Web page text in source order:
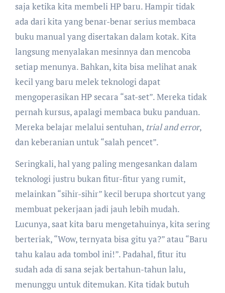
saja ketika kita membeli HP baru. Hampir tidak
ada dari kita yang benar-benar serius membaca
buku manual yang disertakan dalam kotak. Kita
langsung menyalakan mesinnya dan mencoba
setiap menunya. Bahkan, kita bisa melihat anak
kecil yang baru melek teknologi dapat
mengoperasikan HP secara “sat-set”. Mereka tidak
pernah kursus, apalagi membaca buku panduan.
Mereka belajar melalui sentuhan, trial and error,
dan keberanian untuk “salah pencet”.
Seringkali, hal yang paling mengesankan dalam
teknologi justru bukan fitur-fitur yang rumit,
melainkan “sihir-sihir” kecil berupa shortcut yang
membuat pekerjaan jadi jauh lebih mudah.
Lucunya, saat kita baru mengetahuinya, kita sering
berteriak, “Wow, ternyata bisa gitu ya?” atau “Baru
tahu kalau ada tombol ini!”. Padahal, fitur itu
sudah ada di sana sejak bertahun-tahun lalu,
menunggu untuk ditemukan. Kita tidak butuh